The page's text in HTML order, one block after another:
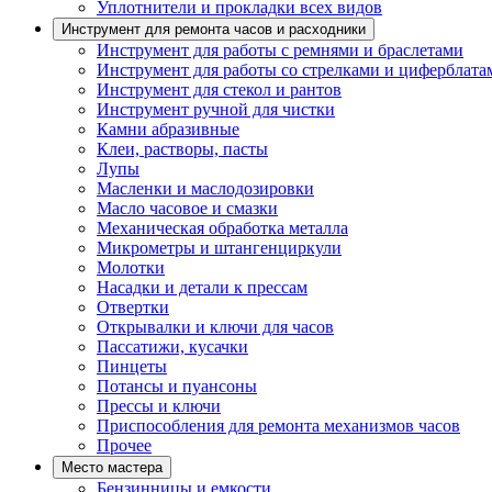
Уплотнители и прокладки всех видов
Инструмент для ремонта часов и расходники
Инструмент для работы с ремнями и браслетами
Инструмент для работы со стрелками и
Инструмент для стекол и рантов
Инструмент ручной для чистки
Камни абразивные
Клеи, растворы, пасты
Лупы
Масленки и маслодозировки
Масло часовое и смазки
Механическая обработка металла
Микрометры и штангенциркули
Молотки
Насадки и детали к прессам
Отвертки
Открывалки и ключи для часов
Пассатижи, кусачки
Пинцеты
Потансы и пуансоны
Прессы и ключи
Приспособления для ремонта механизмов часов
Прочее
Место мастера
Бензинницы и емкости